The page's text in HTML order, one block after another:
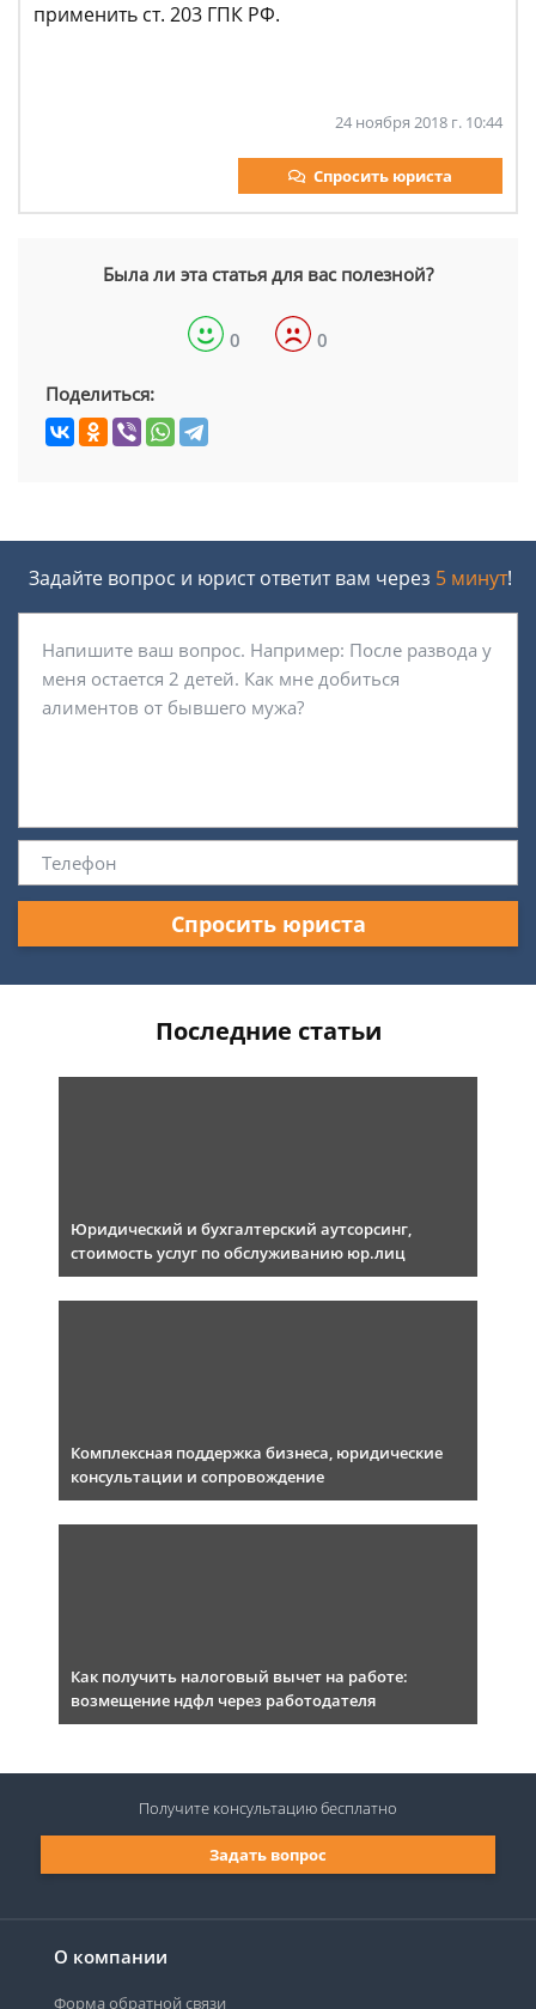
применить ст. 203 ГПК РФ.
24 ноября 2018 г. 10:44
Спросить юриста
Была ли эта статья для вас полезной?
0 0
Поделиться:
Задайте вопрос и юрист ответит вам через 5 минут!
Спросить юриста
Последние статьи
Юридический и бухгалтерский аутсорсинг,
стоимость услуг по обслуживанию юр.лиц
Комплексная поддержка бизнеса, юридические
консультации и сопровождение
Как получить налоговый вычет на работе:
возмещение ндфл через работодателя
О компании
Форма обратной связи
Задать вопрос
Получите консультациюбесплатно